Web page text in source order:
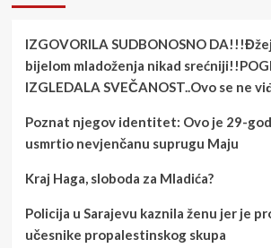
IZGOVORILA SUDBONOSNO
bijelom mladoženja nikad
IZGLEDALA SVEČANOST..Ovo se ne
Poznat njegov identitet: Ovo je 29-
usmrtio nevjenčanu suprugu Maju
Kraj Haga, sloboda za Mladića?
Policija u Sarajevu kaznila ženu jer je
učesnike propalestinskog skupa